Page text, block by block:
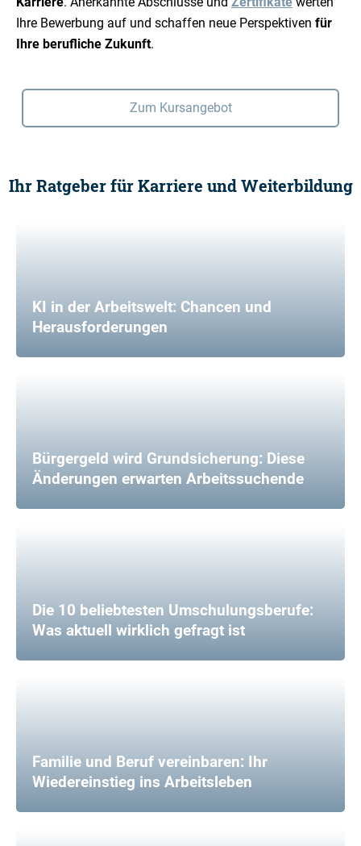
Ihre Bewerbung auf und schaffen neue Perspektiven für
Ihre berufliche Zukunft.
Zum Kursangebot
Ihr Ratgeber für Karriere und Weiterbildung
KI in der Arbeitswelt: Chancen und
Herausforderungen
Bürgergeld wird Grundsicherung: Diese
Änderungen erwarten Arbeitssuchende
Die 10 beliebtesten Umschulungsberufe:
Was aktuell wirklich gefragt ist
Familie und Beruf vereinbaren: Ihr
Wiedereinstieg ins Arbeitsleben